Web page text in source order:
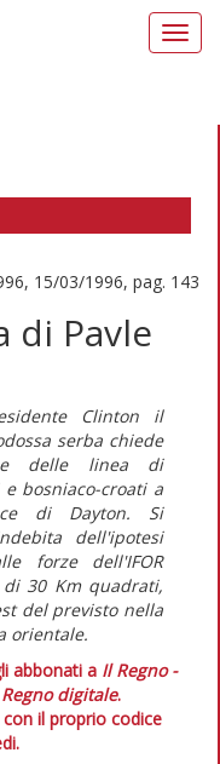
15/03/1996, pag. 143
di Pavle
Clinton il
serba chiede
delle linea di
bosniaco-croati a
di Dayton. Si
dell'ipotesi
forze dell'IFOR
30 Km quadrati,
del previsto nella
orientale.
abbonati a Il Regno -
digitale.
il proprio codice